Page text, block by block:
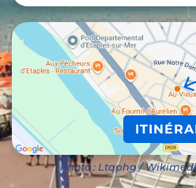
Photo : Ltqphg /